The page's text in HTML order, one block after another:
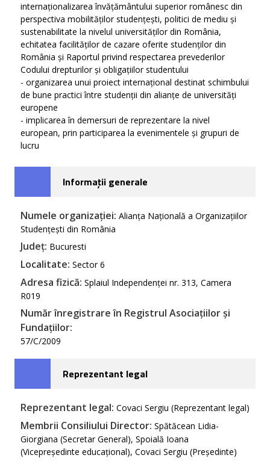
internaționalizarea învățământului superior românesc din
perspectiva mobilităților studențești, politici de mediu și
sustenabilitate la nivelul universităților din România,
echitatea facilităților de cazare oferite studenților din
România și Raportul privind respectarea prevederilor
Codului drepturilor și obligațiilor studentului
- organizarea unui proiect internațional destinat schimbului
de bune practici între studenții din alianțe de universități
europene
- implicarea în demersuri de reprezentare la nivel
european, prin participarea la evenimentele și grupuri de
lucru
Informații generale
Numele organizației: Alianța Națională a Organizațiilor
Studențești din România
Județ: Bucuresti
Localitate: Sector 6
Adresa fizică: Splaiul Independenței nr. 313, Camera
R019
Număr înregistrare în Registrul Asociațiilor și
Fundațiilor:
57/C/2009
Reprezentant legal
Reprezentant legal: Covaci Sergiu (Reprezentant legal)
Membrii Consiliului Director: Spătăcean Lidia-
Giorgiana (Secretar General), Spoială Ioana
(Vicepreședinte educațional), Covaci Sergiu (Președinte)